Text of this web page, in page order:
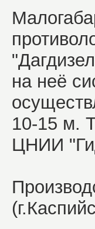
на неё
10-15 м.
ЦНИИ